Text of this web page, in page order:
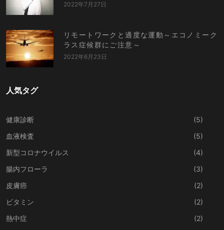
2022年7月27日
リモートワークと適度な運動～エコノミーク
ラス症候群にご注意～
2022年6月23日
人気タグ
健康診断
(5)
血液検査
(5)
新型コロナウイルス
(4)
腸内フローラ
(3)
皮膚癌
(2)
ビタミン
(2)
熱中症
(2)